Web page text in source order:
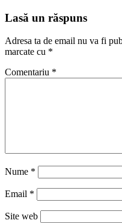
Lasă un răspuns
Adresa ta de email nu va fi
marcate cu *
Comentariu *
Nume *
Email *
Site web